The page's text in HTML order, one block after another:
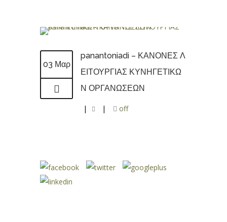
03 Μαρ
panantoniadi – ΚΑΝΟΝΕΣ Λ
ΕΙΤΟΥΡΓΙΑΣ ΚΥΝΗΓΕΤΙΚΩ
Ν ΟΡΓΑΝΩΣΕΩΝ
| | off